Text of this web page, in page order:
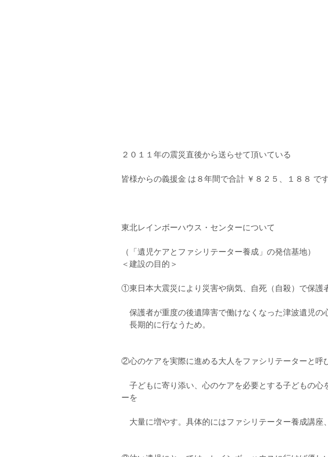
２０１１年の震災直後から送らせて頂いている
皆様からの義援金 は８年間で合計 ￥８２５、１８８ です
東北レインボーハウス・センターについて
（「遺児ケアとファシリテーター養成」の発信基地）
＜建設の目的＞
①東日本大震災により災害や病気、自死（自殺）で保護
保護者が重度の後遺障害で働けなくなった津波遺児の
長期的に行なうため。
②心のケアを実際に進める大人をファシリテーターと呼
子どもに寄り添い、心のケアを必要とする子どもの心
ーを
大量に増やす。具体的にはファシリテーター養成講座